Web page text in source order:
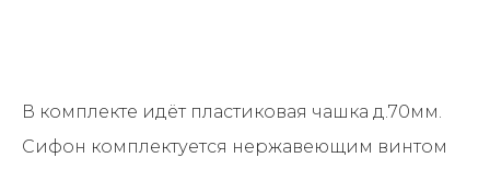
В комплекте идёт пластиковая чашка д.70мм.
Сифон комплектуется нержавеющим винтом